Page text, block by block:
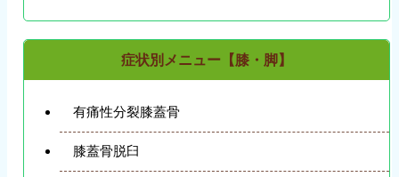
症状別メニュー【膝・脚】
有痛性分裂膝蓋骨
膝蓋骨脱臼